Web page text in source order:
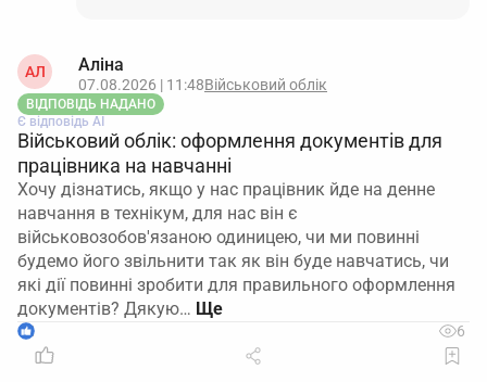
АЛ Аліна
07.08.2026 | 11:48Військовий облік
ВІДПОВІДЬ НАДАНО
Є відповідь АІ
Військовий облік: оформлення документів для
працівника на навчанні
Хочу дізнатись, якщо у нас працівник йде на денне
навчання в технікум, для нас він є
військовозобов'язаною одиницею, чи ми повинні
будемо його звільнити так як він буде навчатись, чи
які дії повинні зробити для правильного оформлення
документів? Дякую…
1 6